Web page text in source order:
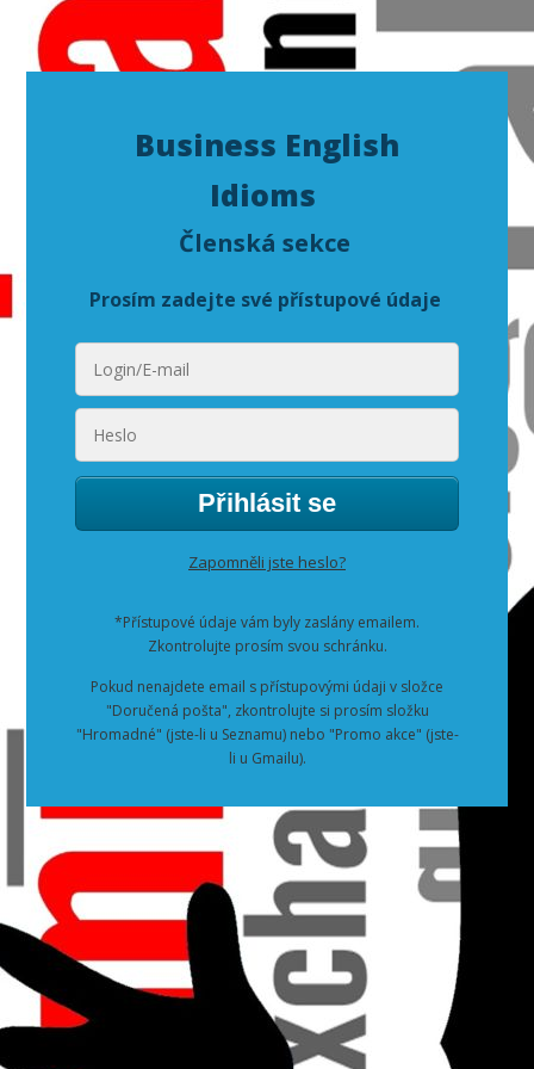
Business English
Idioms
Členská sekce
Prosím zadejte své přístupové údaje
Přihlásit se
Zapomněli jste heslo?
*Přístupové údaje vám byly zaslány emailem.
Zkontrolujte prosím svou schránku.
Pokud nenajdete email s přístupovými údaji v složce
"Doručená pošta", zkontrolujte si prosím složku
"Hromadné" (jste-li u Seznamu) nebo "Promo akce" (jste-
li u Gmailu).